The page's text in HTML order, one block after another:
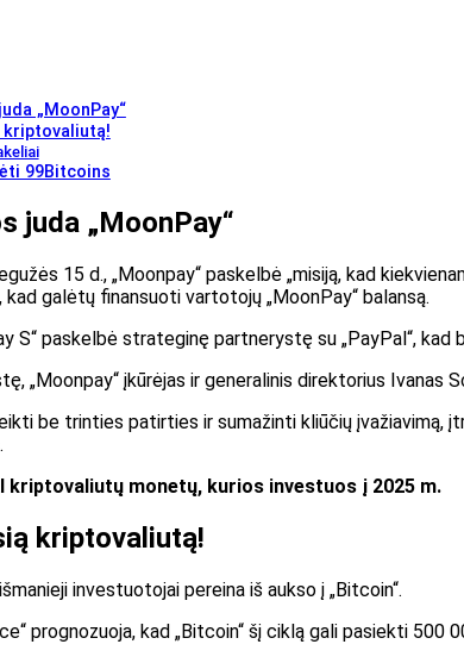
„MoonPay“
kriptovaliutą!
99Bitcoins
juda „MoonPay“
15 d., „Moonpay“ paskelbė „misiją, kad
kad galėtų finansuoti vartotojų „MoonPay“ balansą.
S“ paskelbė strateginę partnerystę su „PayPal“,
„Moonpay“ įkūrėjas ir generalinis direktorius Ivanas
be trinties patirties ir sumažinti kliūčių įvažiavimą,
kriptovaliutų monetų, kurios investuos į 2025 m.
kriptovaliutą!
investuotojai pereina iš aukso į „Bitcoin“.
prognozuoja, kad „Bitcoin“ šį ciklą gali pasiekti